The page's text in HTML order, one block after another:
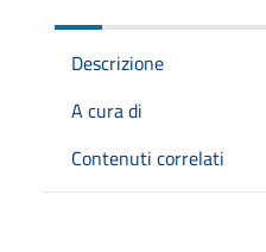
Descrizione
A cura di
Contenuti correlati